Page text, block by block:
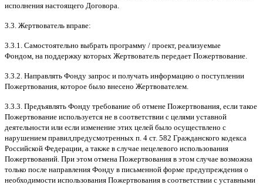
исполнения настоящего Договора
3.3. Жертвователь вправе:
3.3.1. Самостоятельно выбрать программу / проект, реализуемые
Фондом на поддержку которых Жертвователь передает Пожертвование
3.3.2. Направлять Фонду запрос и получать информацию о поступлении
Пожертвования которое было внесено Жертвователем
3.3.3. Предъявлять Фонду требование об отмене Пожертвования если такое
Пожертвование используется не в соответствии с целями уставной
деятельности или если изменение этих целей было осуществлено с
нарушением правил предусмотренных п . 4 ст. 582 Гражданского кодекса
Российской Федерации а также в случае нецелевого использования
Пожертвований При этом отмена Пожертвования в этом случае возможна
только после направления Фонду в письменной форме предупреждения о
необходимости использования Пожертвования в соответствии с уставными